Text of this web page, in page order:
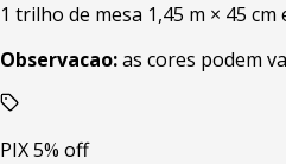
1 trilho de mesa 1,45 m × 45
Observacao:as cores podem
PIX 5% off